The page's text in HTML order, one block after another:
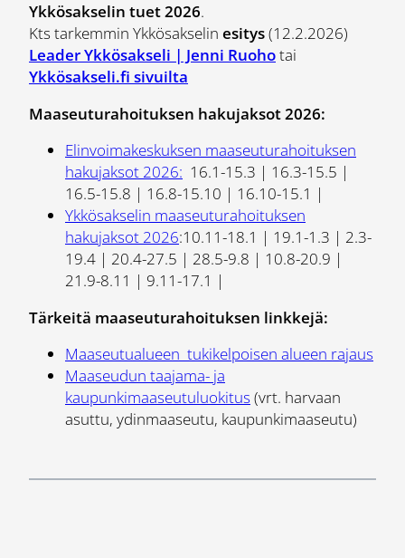
Ykkösakselin tuet 2026.
Kts tarkemmin Ykkösakselin esitys(12.2.2026)
Leader Ykkösakseli | Jenni Ruohotai
Ykkösakseli.fi sivuilta
Maaseuturahoituksen hakujaksot 2026:
Elinvoimakeskuksen maaseuturahoituksen
hakujaksot 2026: 16.1-15.3 | 16.3-15.5 |
16.5-15.8 | 16.8-15.10 | 16.10-15.1 |
Ykkösakselin maaseuturahoituksen
hakujaksot 2026:10.11-18.1 | 19.1-1.3 | 2.3-
19.4 | 20.4-27.5 | 28.5-9.8 | 10.8-20.9 |
21.9-8.11 | 9.11-17.1 |
Tärkeitä maaseuturahoituksen linkkejä:
Maaseutualueen tukikelpoisen alueen rajaus
Maaseudun taajama- ja
kaupunkimaaseutuluokitus(vrt. harvaan
asuttu, ydinmaaseutu, kaupunkimaaseutu)